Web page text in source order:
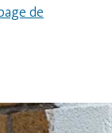
de